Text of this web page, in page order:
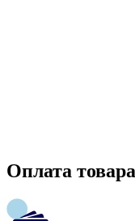
Оплата товара